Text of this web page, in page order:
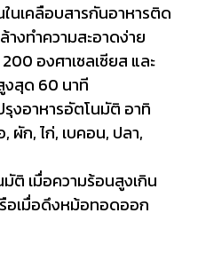
นเคลือบสารกันอาหารติด
างทำความสะอาดง่าย
องศาเซลเซียส และ
งสุด 60 นาที
งอาหารอัตโนมัติ อาทิ
ผัก, ไก่, เบคอน, ปลา,
ติ เมื่อความร้อนสูงเกิน
อเมื่อดึงหม้อทอดออก